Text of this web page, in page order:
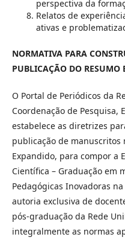
perspectiva da
Relatos de
ativas e
NORMATIVA PARA
PUBLICAÇÃO DO RESUMO
O Portal de Periódicos da
Coordenação de Pesquisa,
estabelece as diretrizes
publicação de manuscritos
Expandido, para compor a
Científica – Graduação em
Pedagógicas Inovadoras
autoria exclusiva de
pós-graduação da Rede
integralmente as normas